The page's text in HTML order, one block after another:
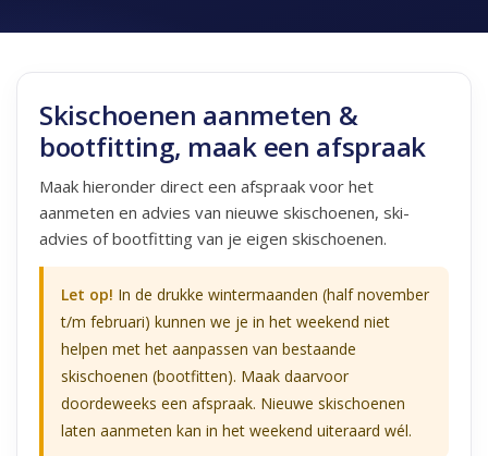
Skischoenen aanmeten &
bootfitting, maak een afspraak
Maak hieronder direct een afspraak voor het
aanmeten en advies van nieuwe skischoenen, ski-
advies of bootfitting van je eigen skischoenen.
Let op! In de drukke wintermaanden (half november
t/m februari) kunnen we je in het weekend niet
helpen met het aanpassen van bestaande
skischoenen (bootfitten). Maak daarvoor
doordeweeks een afspraak. Nieuwe skischoenen
laten aanmeten kan in het weekend uiteraard wél.